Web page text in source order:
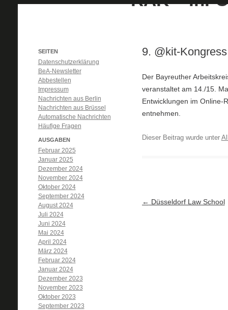
9. @kit-
Der Bayreuther
veranstaltet am 14./15.
Entwicklungen im Online-
entnehmen.
Dieser Beitrag wurde unter
Artikel-Navigation
← Düsseldorf Law School
SEITEN
Datenschutzerklärung
BeA-Newsletter
Abbestellen
Impressum
Nachrichten aus Berlin
Nachrichten aus Brüssel
Automatische Nachrichten
Häufige Fragen
AUSGABEN
Februar 2025
Januar 2025
Dezember 2024
November 2024
Oktober 2024
September 2024
August 2024
Juli 2024
Juni 2024
Mai 2024
April 2024
März 2024
Februar 2024
Januar 2024
Dezember 2023
November 2023
Oktober 2023
September 2023